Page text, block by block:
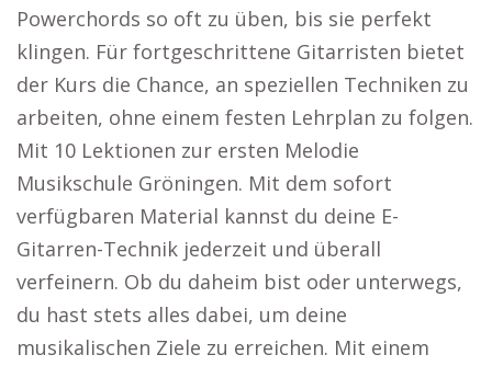
Powerchords so oft zu üben, bis sie perfekt
klingen. Für fortgeschrittene Gitarristen bietet
der Kurs die Chance, an speziellen Techniken zu
arbeiten, ohne einem festen Lehrplan zu folgen.
Mit 10 Lektionen zur ersten Melodie
Musikschule Gröningen. Mit dem sofort
verfügbaren Material kannst du deine E-
Gitarren-Technik jederzeit und überall
verfeinern. Ob du daheim bist oder unterwegs,
du hast stets alles dabei, um deine
musikalischen Ziele zu erreichen. Mit einem